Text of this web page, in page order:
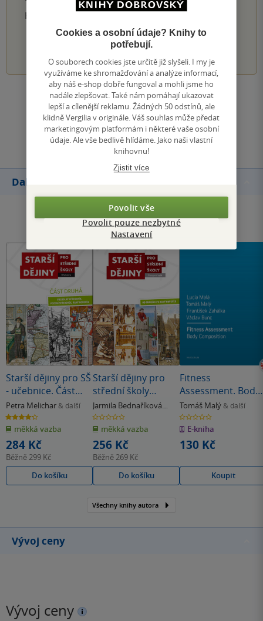
Hodnocení našich knihkupců: 0.0 z 5
3 4 5
Zobrazit všechna hodnocení
Přidat hodnocení
Další knihy autora
Starší dějiny pro SŠ
- učebnice. Část
druhá
Petra Melichar & další
4.3
z
5
hvězdiček
měkká vazba
284 Kč
Běžně299 Kč
Do košíku
Starší dějiny pro
střední školy
Pracovní sešit
Jarmila Bednaříková
& další
0.0
z
5
hvězdiček
měkká vazba
256 Kč
Běžně269 Kč
Do košíku
Fitness
Assessment. Body
Composition
Tomáš Malý & další
0.0
z
5
hvězdiček
E-kniha
130 Kč
Koupit
Všechny knihy autora
Vývoj ceny
Vývoj ceny
Cookies a osobní údaje? Knihy to
potřebují.
O souborech cookies jste určitě již slyšeli. I my je
využíváme ke shromažďování a analýze informací,
aby náš e-shop dobře fungoval a mohli jsme ho
nadále zlepšovat. Také nám pomáhají ukazovat
lepší a cílenější reklamu. Žádných 50 odstínů, ale
klidně Vergilia v originále. Váš souhlas může předat
marketingovým platformám i některé vaše osobní
údaje. Ale vše bedlivě hlídáme. Jako naši vlastní
knihovnu!
Zjistit více
Povolit vše
Povolit pouze nezbytné
Nastavení